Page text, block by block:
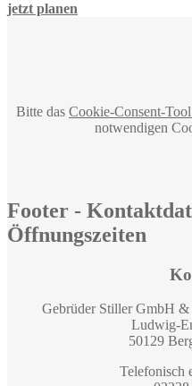
jetzt planen
Bitte das Cookie-Consent-
notwendigen
Footer -
Öffnungszeiten
Gebrüder Stiller GmbH
Ludwig-
50129
Telefonisch